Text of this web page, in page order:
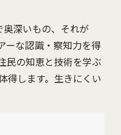
深いもの、それが
ーな認識・察知力を得
民の知恵と技術を学ぶ
得します。生きにくい